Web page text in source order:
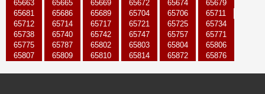
65663
65665 65669 65672 65674
65679
65681
65686 65689 65704 65706
65711
65712
65714 65717 65721 65725
65734
65738
65740 65742 65747 65757
65771
65775
65787 65802 65803 65804
65806
65807
65809 65810 65814 65872 65876